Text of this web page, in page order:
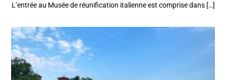
L’entrée au Musée de réunification italienne est comprise dans […]